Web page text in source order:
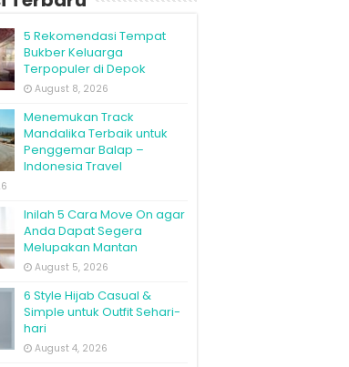
5 Rekomendasi Tempat
Bukber Keluarga
Terpopuler di Depok
August 8, 2026
Menemukan Track
Mandalika Terbaik untuk
Penggemar Balap –
Indonesia Travel
Inilah 5 Cara Move On agar
Anda Dapat Segera
Melupakan Mantan
August 5, 2026
6 Style Hijab Casual &
Simple untuk Outfit Sehari-
hari
August 4, 2026